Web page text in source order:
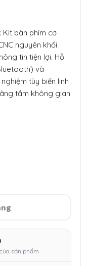
Kit bàn phím cơ
nguyên khối
tin tiện lợi. Hỗ
và
tùy biến linh
tầm không gian
sản phẩm.